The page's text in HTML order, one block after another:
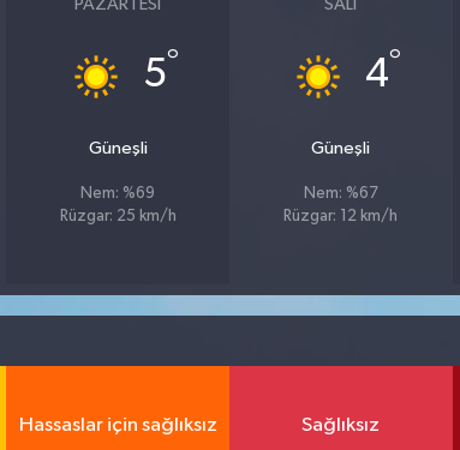
PAZARTESI
5°
Güneşli
Nem: %69
Rüzgar: 25 km/h
SALI
4°
Güneşli
Nem: %67
Rüzgar: 12 km/h
Hassaslar için sağlıksız Sağlıksız